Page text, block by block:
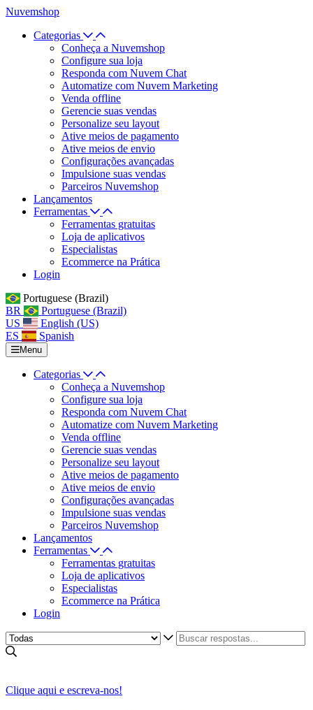
Nuvemshop
Categorias
Conheça a Nuvemshop
Configure sua loja
Responda com Nuvem Chat
Automatize com Nuvem Marketing
Venda offline
Gerencie suas vendas
Personalize seu layout
Ative meios de pagamento
Ative meios de envio
Configurações avançadas
Impulsione suas vendas
Parceiros Nuvemshop
Lançamentos
Ferramentas
Ferramentas gratuitas
Loja de aplicativos
Especialistas
Ecommerce na Prática
Login
Portuguese (Brazil)
BR
Portuguese (Brazil)
US
English (US)
ES
Spanish
Menu
Categorias
Conheça a Nuvemshop
Configure sua loja
Responda com Nuvem Chat
Automatize com Nuvem Marketing
Venda offline
Gerencie suas vendas
Personalize seu layout
Ative meios de pagamento
Ative meios de envio
Configurações avançadas
Impulsione suas vendas
Parceiros Nuvemshop
Lançamentos
Ferramentas
Ferramentas gratuitas
Loja de aplicativos
Especialistas
Ecommerce na Prática
Login
Clique aqui e escreva-nos!